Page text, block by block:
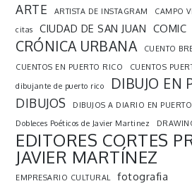
ARTE ARTISTA DE INSTAGRAM
CAMPO
citas
CIUDAD DE SAN JUAN COMIC
CRÓNICA URBANA CUENTO
CUENTOS EN PUERTO RICO
CUENTOS
dibujante de puerto rico
DIBUJO EN
DIBUJOS DIBUJOS A DIARIO EN
Dobleces Poéticos de Javier Martinez
EDITORES CORTES
JAVIER MARTÍNEZ
EMPRESARIO CULTURAL
fotografia